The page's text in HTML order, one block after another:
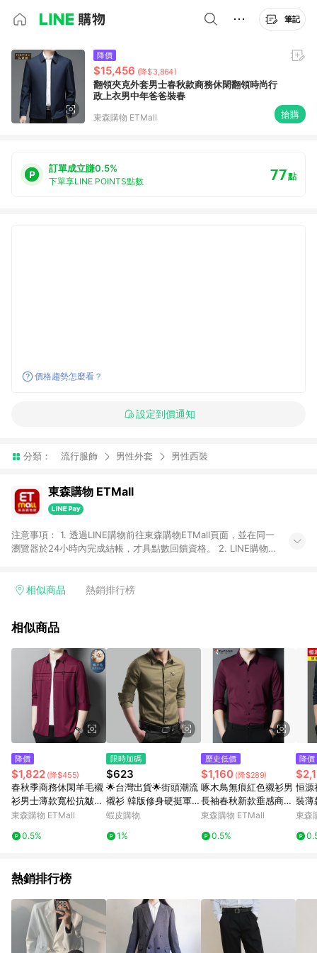
筆記
降價
$15,456 (降$3,864)
翻領夾克外套男士春秋款商務休閑翻領時尚行
政上衣男中年爸爸裝春
東森購物 ETMall 搶購
訂單成立賺0.5%
下單享LINE POINTS點數 77點
價格趨勢怎麼看？
設定到價通知
分類： 流行服飾 男性外套 男性西裝
東森購物 ETMall
注意事項： 1. 透過LINE購物前往東森購物ETMall頁面，並在同一
瀏覽器於24小時內完成結帳，才具點數回饋資格。 2. LINE購物
單，皆不在點數回饋範圍內。 3. 如購買以下類別商品，將無法獲
球嚴選、商城、專案商品、「草莓網」全館商品。 4. 如取消訂
回饋。 5. 點數回饋會扣除所有折扣優惠後之最終發票金額計算，
實際回饋請依LINE購物通知為主。 6. 訂單如有使用東森購物
ETMall站內之折扣優惠(包含但不限於東森幣、樂透金、東森現金
券等)，不具點數回饋資格。詳細請依東森購物ETMall之結帳頁面
顯示為準。 7. LINE購物設有「單一商品最高回饋點數」機制(特
殊活動時開放「回饋無上限」)，以同一訂單中同一商品不論件數
計算，並依訂單成立時間當下LINE購物所設定的回饋機制為準。
如顯示之商品規格、顏色、價位、贈品與東森購物ETMall銷售網
頁不符，以銷售網頁標示為準。 9. 若有贈點爭議，請務必於訂單
日期+180天以內至LINE購物客服洽詢；若超過180天(含)以上進
行申訴，恕無法贈點回饋。 10. 部分點數紅包僅限指定商品使
用，或不適用於無回饋商品。各點數紅包之適用商品與使用條件
請依點數紅包頁面規則為準。
相似商品 熱銷排行榜
相似商品
降價
$1,822 (降$455)
春秋季商務休閑羊毛襯
衫男士薄款寬松抗皺襯
衣高級感男裝無痕寸衫
東森購物 ETMall
0.5%
限時加碼
$623
🌟台灣出貨🌟街頭潮流
襯衫 韓版修身硬挺軍裝
長袖襯衫 軍裝襯衫 素
上衣 棉質商務襯衫 長
蝦皮購物
1%
歷史低價
$1,160 (降$289)
啄木鳥無痕紅色襯衫男
長袖春秋新款垂感商務
休閑免燙中年彈力襯衣
東森購物 ETMall
0.5%
降價
恒源
裝薄
商務
東森
熱銷排行榜